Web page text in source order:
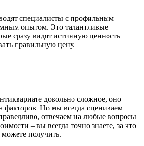
специалисты с профильным
опытом. Это талантливые
сразу видят истинную ценность
правильную цену.
довольно сложное, оно
факторов. Но мы всегда оцениваем
отвечаем на любые вопросы
– вы всегда точно знаете, за что
можете получить.